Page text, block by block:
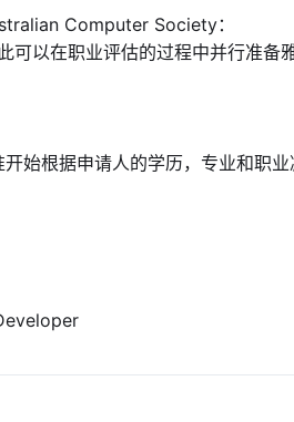
Computer Society：
可以在职业评估的过程中并行准备
始根据申请人的学历，专业和职